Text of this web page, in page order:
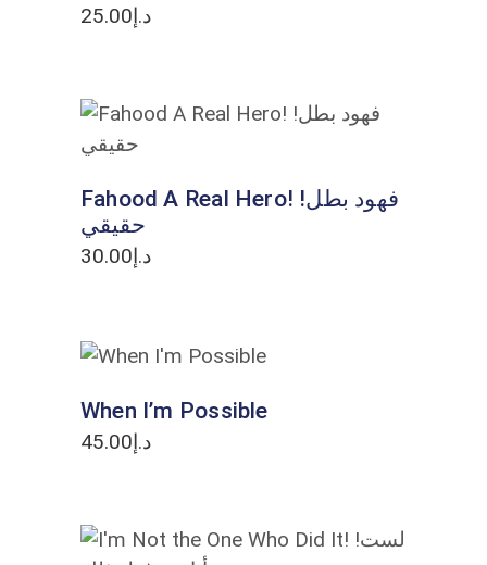
د.إ25.00
Fahood A Real Hero! !فهود بطل
حقيقي
د.إ30.00
When I’m Possible
د.إ45.00
ADD TO CART